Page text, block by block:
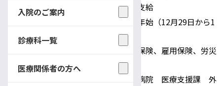
その他：通勤手当等支給
土・日・祝日・年末年始（12月29日から1
健康保険、厚生年金保険、雇用保険、労災
保険
信州大学医学部附属病院 医療支援課 外
入院のご案内
診療科一覧
医療関係者の方へ